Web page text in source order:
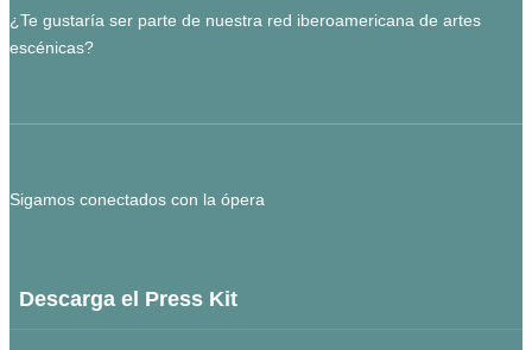
¿Te gustaría ser parte de nuestra red iberoamericana de artes
escénicas?
Sigamos conectados con la ópera
Descarga el Press Kit